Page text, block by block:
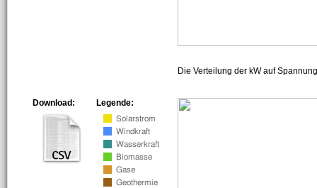
Die Verteilung der kW auf
Legende:
Download: